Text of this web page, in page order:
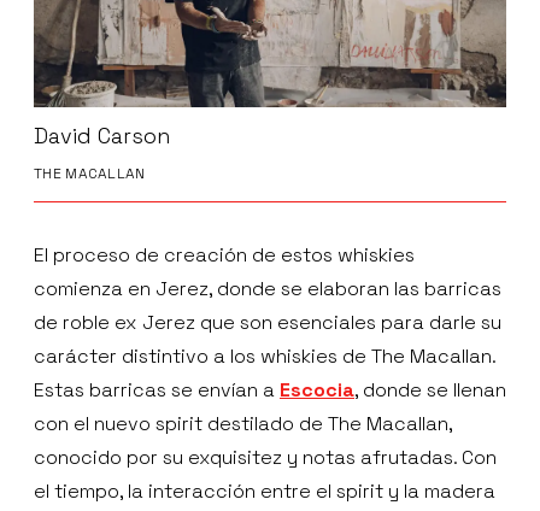
David Carson
THE MACALLAN
El proceso de creación de estos whiskies
comienza en Jerez, donde se elaboran las barricas
de roble ex Jerez que son esenciales para darle su
carácter distintivo a los whiskies de The Macallan.
Estas barricas se envían a Escocia, donde se llenan
con el nuevo spirit destilado de The Macallan,
conocido por su exquisitez y notas afrutadas. Con
el tiempo, la interacción entre el spirit y la madera